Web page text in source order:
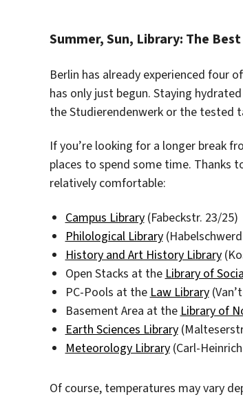
Summer, Sun, Library: The
Berlin has already experienced four
has only just begun. Staying
the Studierendenwerk or the tested
If you’re looking for a longer break
places to spend some time. Thanks
relatively comfortable:
Campus Library(Fabeckstr. 23/25)
Philological Library
History and Art History Library
Open Stacks at the Library of
PC-Pools at the Law Library
Basement Area at the Library of
Earth Sciences Library
Meteorology Library(Carl-
Of course, temperatures may vary